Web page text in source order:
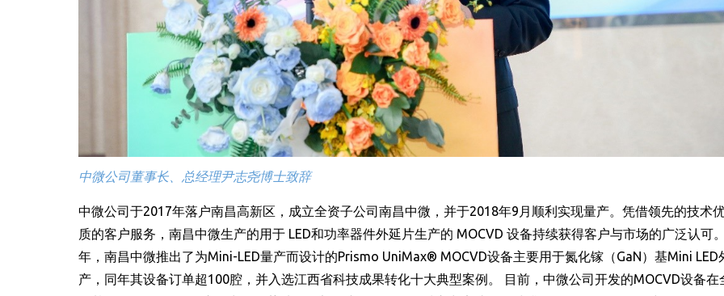
中微公司董事长、总经理尹志尧博士致辞
中微公司于2017年落户南昌高新区，成立全资子公司南昌中微，并于2018年9月顺利实现量产。凭借领先的技术
质的客户服务，南昌中微生产的用于 LED和功率器件外延片生产的 MOCVD 设备持续获得客户与市场的广泛认可
年，南昌中微推出了为Mini-LED量产而设计的Prismo UniMax® MOCVD设备主要用于氮化镓（GaN）基Mini LED
产，同年其设备订单超100腔，并入选江西省科技成果转化十大典型案例。 目前，中微公司开发的MOCVD设备在